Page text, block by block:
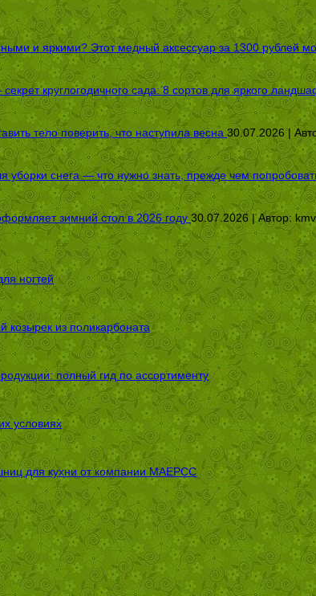
и яркими? Этот медный аксессуар за 1300 рублей
круглогодичного сада: 8 сортов для яркого
тело поверить, что наступила весна 30.07.2026 |
уборки снега — что нужно знать, прежде чем
зимний стол в 2026 году 30.07.2026 | Автор:
ногтей
козырек из поликарбоната
полный гид по ассортименту
условиях
для кухни от компании МАЕРСС